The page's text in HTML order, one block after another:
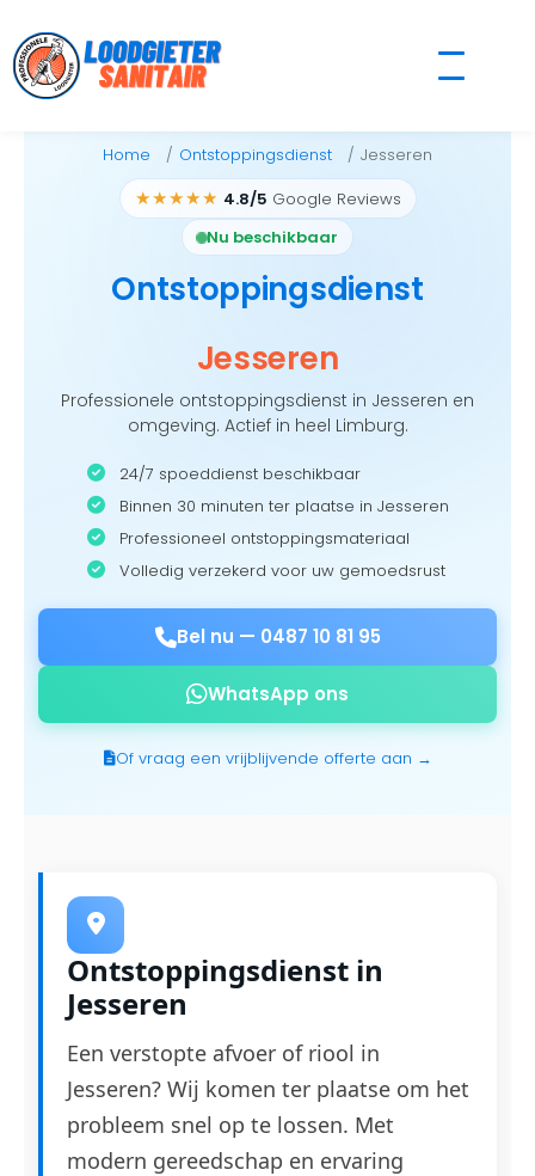
to
content
Home Ontstoppingsdienst Jesseren
★★★★★ 4.8/5 Google Reviews
Nu beschikbaar
Ontstoppingsdienst
Jesseren
Professionele ontstoppingsdienst in Jesseren en
omgeving. Actief in heel Limburg.
24/7 spoeddienst beschikbaar
Binnen 30 minuten ter plaatse in Jesseren
Professioneel ontstoppingsmateriaal
Volledig verzekerd voor uw gemoedsrust
Bel nu — 0487 10 81 95
WhatsApp ons
Of vraag een vrijblijvende offerte aan →
Ontstoppingsdienst in
Jesseren
Een verstopte afvoer of riool in
Jesseren? Wij komen ter plaatse om het
probleem snel op te lossen. Met
modern gereedschap en ervaring